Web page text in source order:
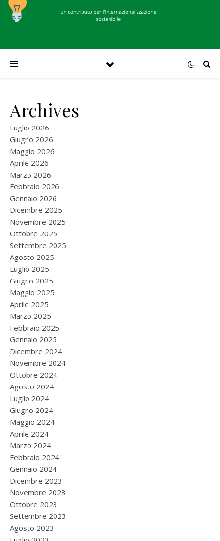
Archives
Luglio 2026
Giugno 2026
Maggio 2026
Aprile 2026
Marzo 2026
Febbraio 2026
Gennaio 2026
Dicembre 2025
Novembre 2025
Ottobre 2025
Settembre 2025
Agosto 2025
Luglio 2025
Giugno 2025
Maggio 2025
Aprile 2025
Marzo 2025
Febbraio 2025
Gennaio 2025
Dicembre 2024
Novembre 2024
Ottobre 2024
Agosto 2024
Luglio 2024
Giugno 2024
Maggio 2024
Aprile 2024
Marzo 2024
Febbraio 2024
Gennaio 2024
Dicembre 2023
Novembre 2023
Ottobre 2023
Settembre 2023
Agosto 2023